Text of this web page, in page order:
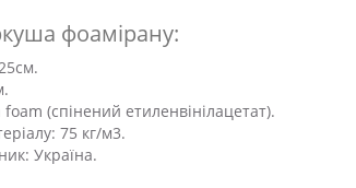
фоамірану:
(спінений етиленвінілацетат).
75 кг/м3.
Україна.